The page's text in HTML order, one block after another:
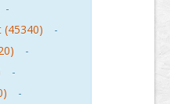
-
-
-
-
-